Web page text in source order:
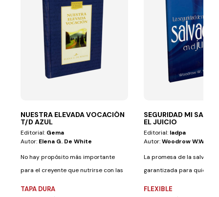
NUESTRA ELEVADA VOCACIÓN
T/D AZUL
Editorial: Gema
Autor: Elena G. De White
No hay propósito más importante
para el creyente que nutrirse con las
TAPA DURA
SEGURIDAD MI
EL JUICIO
Editorial: Iadpa
Autor:Woodrow
La promesa de la
garantizada para quienes
FLEXIBLE